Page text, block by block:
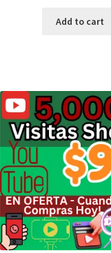
Add to cart